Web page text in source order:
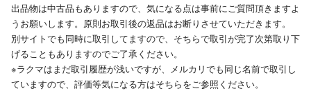
出品物は中古品もありますので、気になる点は事前にご質問頂きますよ
うお願いします。原則お取引後の返品はお断りさせていただきます。
別サイトでも同時に取引してますので、そちらで取引が完了次第取り下
げることもありますのでご了承ください。
※ラクマはまだ取引履歴が浅いですが、メルカリでも同じ名前で取引し
ていますので、評価等気になる方はそちらをご参照ください。